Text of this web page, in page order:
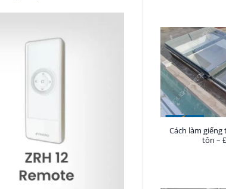
Cách làm
tôn –